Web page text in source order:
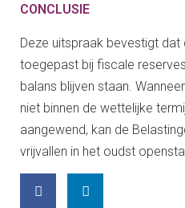
CONCLUSIE
Deze uitspraak bevestigt
toegepast bij fiscale
balans blijven staan.
niet binnen de wettelijke
aangewend, kan de
vrijvallen in het oudst